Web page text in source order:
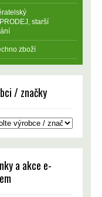
starší
zboží
/ značky
a akce e-